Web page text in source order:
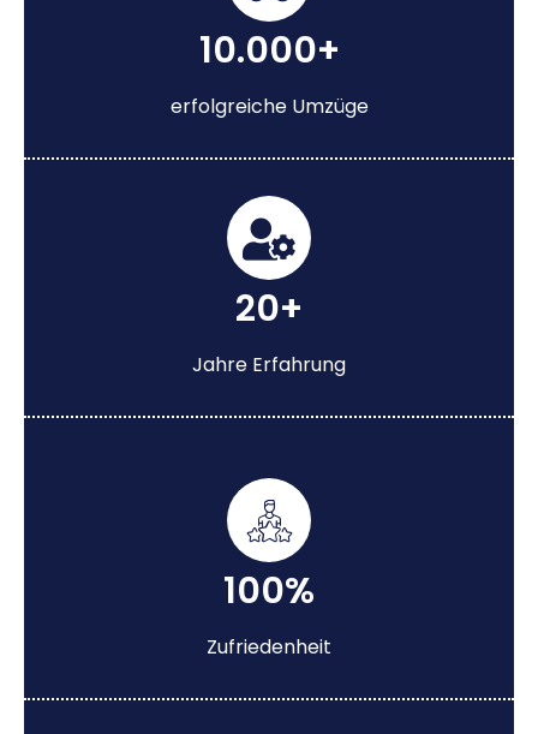
10.000+
erfolgreiche Umzüge
20+
Jahre Erfahrung
100%
Zufriedenheit